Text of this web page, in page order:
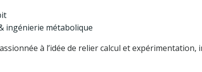
ingénierie métabolique
à l’idée de relier calcul et